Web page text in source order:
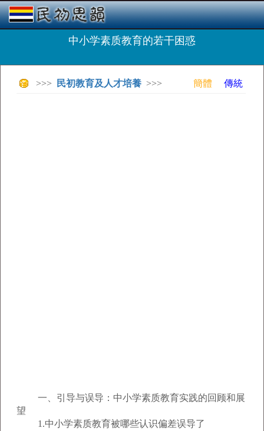
中小学素质教育的若干困惑
>>> 民初教育及人才培養 >>> 簡體 傳統
一、引导与误导：中小学素质教育实践的回顾和展
望
1.中小学素质教育被哪些认识偏差误导了